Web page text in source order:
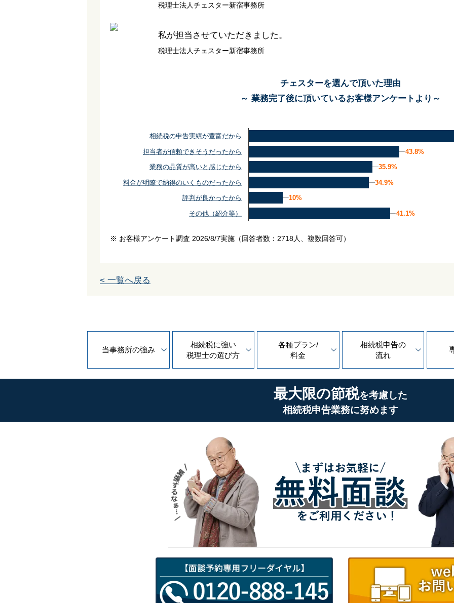
税理士法人チェスター新宿事務所
私が担当させていただきました。
税理士法人チェスター新宿事務所
チェスターを選んで頂いた理由
～ 業務完了後に頂いているお客様アンケートより～
相続税の申告実績が豊富だから
担当者が信頼できそうだったから
業務の品質が高いと感じたから
料金が明瞭で納得のいくものだったから
評判が良かったから
その他（紹介等）
43.8%
43.8%
35.9%
35.9%
34.9%
34.9%
10%
10%
41.1%
41.1%
※ お客様アンケート調査 2026/8/7実施 （回答者数：2718人、複数回答可）
< 一覧へ戻る
当事務所の強み
相続税に強い
税理士の選び方
各種プラン/
料金
相続税申告の
流れ
最大限の節税を考慮した
相続税申告業務に努めます